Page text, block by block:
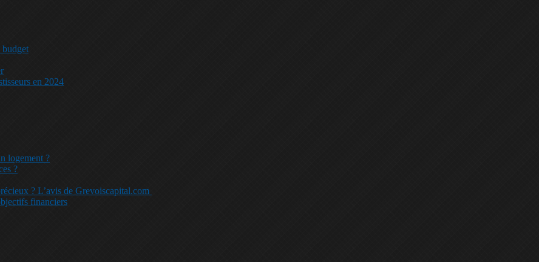
budget
en 2024
logement ?
?
? L’avis de Grevoiscapital.com
financiers